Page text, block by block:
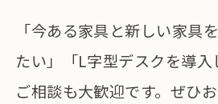
「今ある家具と新しい家具
たい」「L字型デスクを導
ご相談も大歓迎です。ぜひ